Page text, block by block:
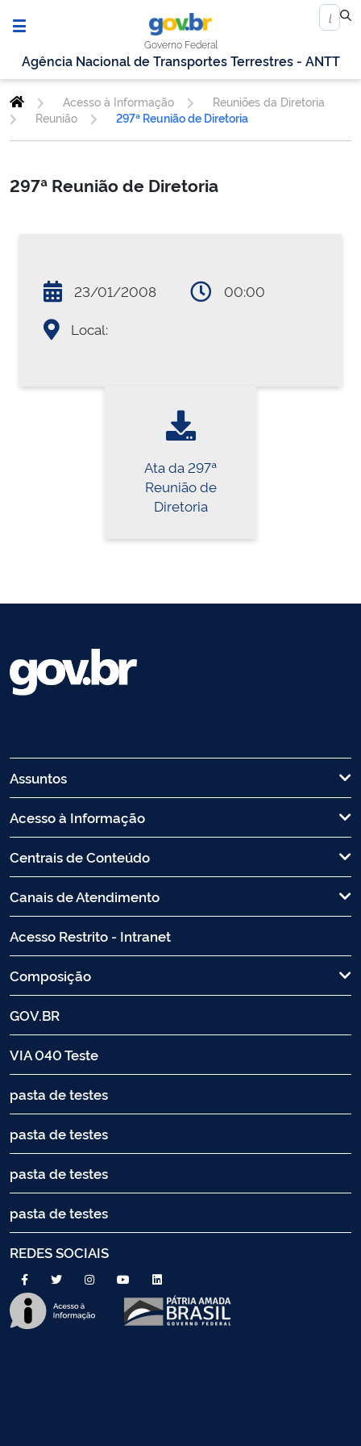
Governo Federal
Agência Nacional de Transportes Terrestres - ANTT
Acesso à Informação
Reuniões da Diretoria
Reunião
297ª Reunião de Diretoria
297ª Reunião de Diretoria
23/01/2008 00:00
Local:
Ata da 297ª
Reunião de
Diretoria
Assuntos
Acesso à Informação
Centrais de Conteúdo
Canais de Atendimento
Acesso Restrito - Intranet
Composição
GOV.BR
VIA 040 Teste
pasta de testes
pasta de testes
pasta de testes
pasta de testes
REDES SOCIAIS